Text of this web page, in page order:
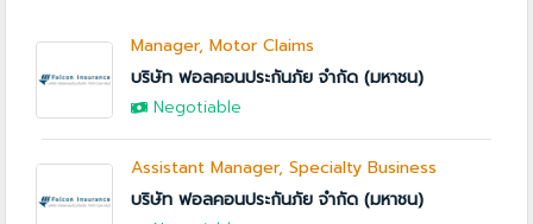
Manager, Motor Claims
บริษัท ฟอลคอนประกันภัย จำกัด (มหาชน)
Negotiable
Assistant Manager, Specialty Business
บริษัท ฟอลคอนประกันภัย จำกัด (มหาชน)